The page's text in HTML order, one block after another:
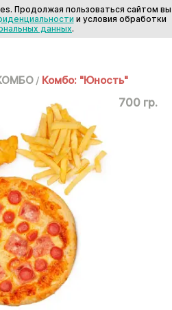
/ Комбо: "Юность"
700 гр.
Продолжая пользоваться сайтом вы
и условия обработки
данных.